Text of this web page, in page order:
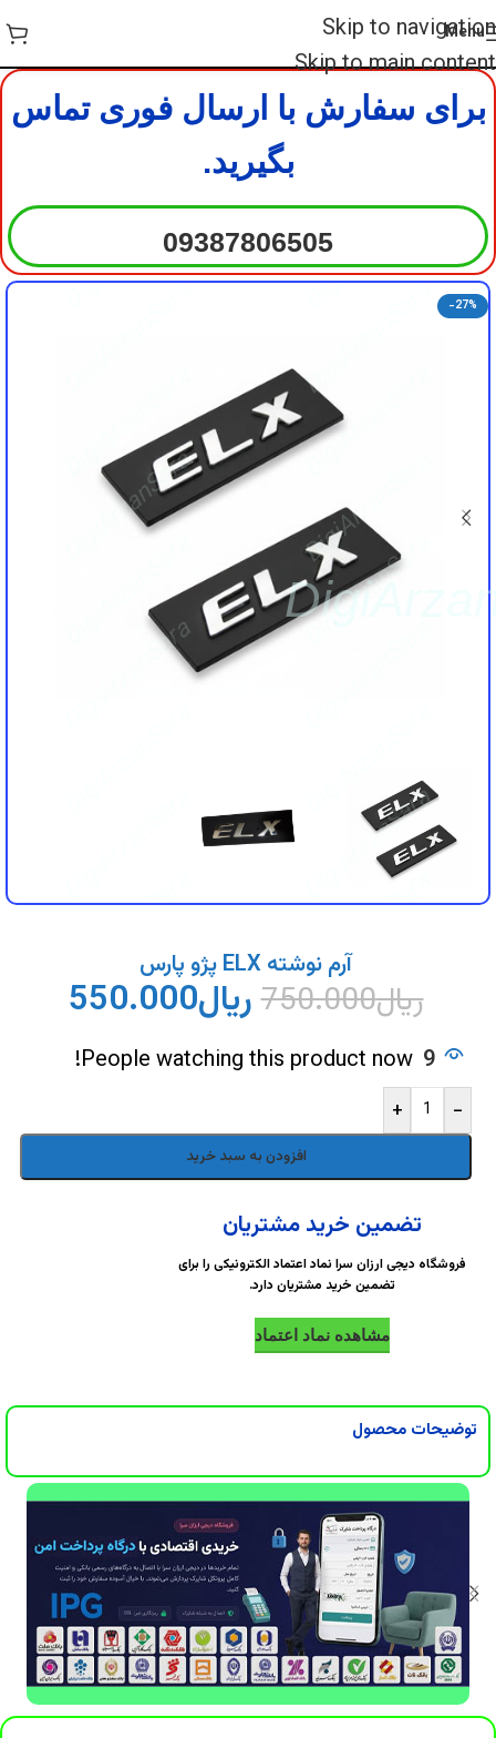
Skip to navigation
Skip to main content
Menu
برای سفارش با ارسال فوری تماس
بگیرید.
09387806505
-27%
DigiArzanSara
DigiArzanSara
DigiArzanSara
DigiArzanSara
DigiArzanSara
DigiArzanSara
DigiArzanSara
DigiArzanSara
DigiArzanSara
DigiArzanSara
DigiArzanSara
DigiArzanSara
DigiArzanSara
DigiArzanSara
DigiArzanSara
DigiArzanSara
DigiArzanSara
DigiArzanSara
DigiArzanSara
DigiArzanSara
DigiArzanSara
DigiArzanSara
DigiArzanSara
DigiArzanSara
DigiArzanSara
DigiArzanSara
DigiArzanSara
DigiArzanSara
DigiArzanSara
DigiArzanSara
آرم نوشته ELX پژو پارس
ریال750.000ریال550.000
9
People watching this product now!
-
+
افزودن به سبد خرید
تضمین خرید مشتریان
فروشگاه دیجی ارزان سرا نماد اعتماد الکترونیکی را برای
تضمین خرید مشتریان دارد.
مشاهده نماد اعتماد
توضیحات محصول